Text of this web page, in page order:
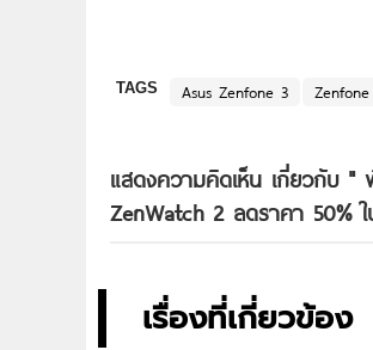
TAGS Asus Zenfone 3
แสดงความคิดเห็น เกี่ยวกับ "
ZenWatch 2 ลดราคา 50% ใ
เรื่องที่เกี่ยวข้อง